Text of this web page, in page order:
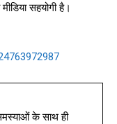
सहयोगी है।
के साथ ही